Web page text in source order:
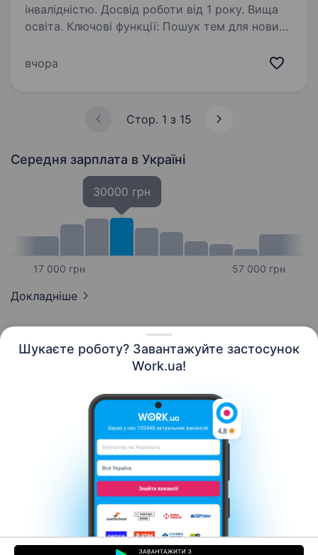
Шукаєте роботу? Завантажуйте застосунок
Work.ua!
інвалідністю. Досвід роботи від 1 року. Вища
освіта. Ключові функції: Пошук тем для новин,
Підготовка та проведення інтерв'ю
діячами. Виїзди на зйомки…
вчора
Стор. 1 з 15
Середня зарплата в Україні
17 000 грн
30000 грн
57 000 грн
Докладніше
Контакти Про нас
Кар’єра
Допомога Умови використання